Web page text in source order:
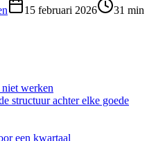
15 februari 2026 31 min
niet werken
structuur achter elke goede
een kwartaal